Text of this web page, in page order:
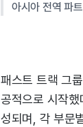
아시아 전역 파
패스트 트랙 그
공적으로 시작
성되며, 각 부문